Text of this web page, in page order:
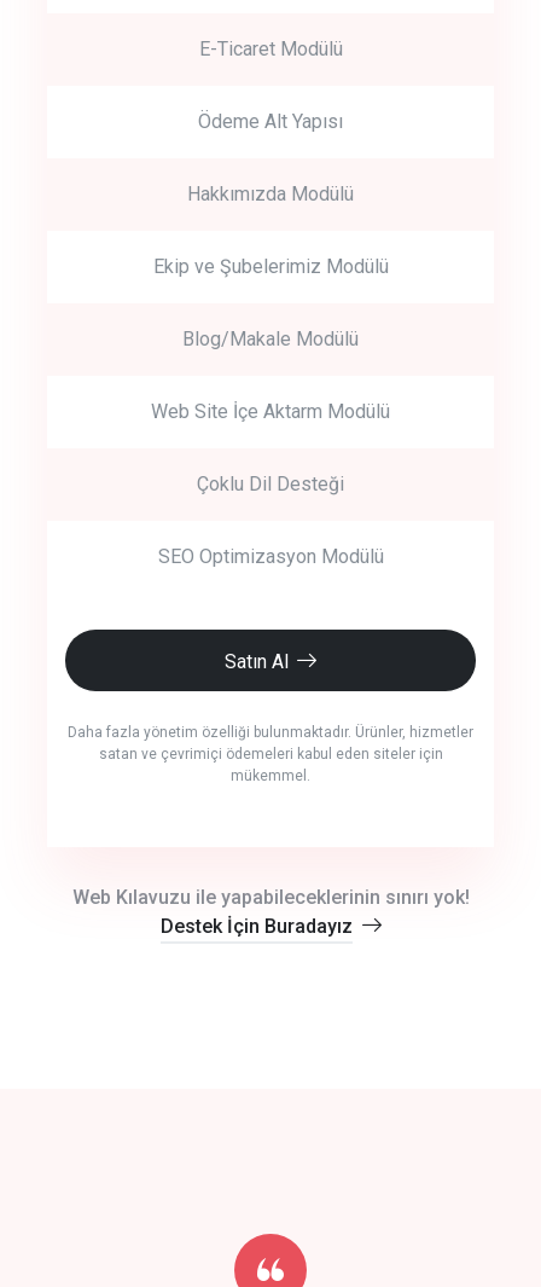
E-Ticaret Modülü
Ödeme Alt Yapısı
Hakkımızda Modülü
Ekip ve Şubelerimiz Modülü
Blog/Makale Modülü
Web Site İçe Aktarm Modülü
Çoklu Dil Desteği
SEO Optimizasyon Modülü
Satın Al
Daha fazla yönetim özelliği bulunmaktadır. Ürünler, hizmetler
satan ve çevrimiçi ödemeleri kabul eden siteler için
mükemmel.
Start by trying our service for 30 days free trial no credit card
Web Kılavuzu ile yapabileceklerinin sınırı yok!
Destek İçin Buradayız